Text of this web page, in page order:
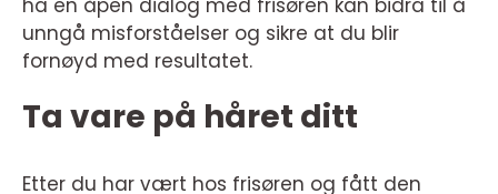
unngå misforståelser og sikre at du blir
fornøyd med resultatet.
Ta vare på håret ditt
Etter du har vært hos frisøren og fått den